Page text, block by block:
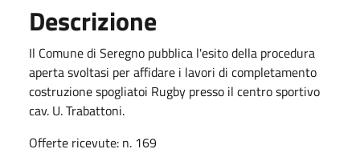
Descrizione
Il Comune di Seregno pubblica l'esito della procedura
aperta svoltasi per affidare i lavori di completamento
costruzione spogliatoi Rugby presso il centro sportivo
cav. U. Trabattoni.
Offerte ricevute: n. 169